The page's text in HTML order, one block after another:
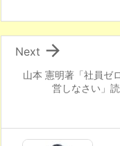
山本 憲明著「社員ゼ
営しなさい

Next